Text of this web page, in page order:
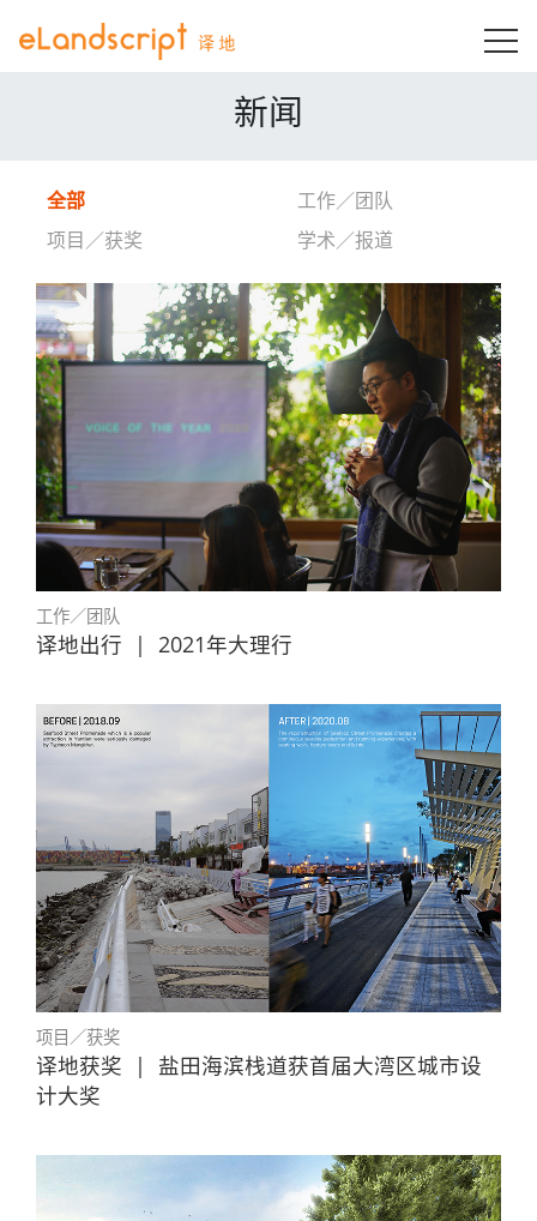
新闻
全部
工作／团队
项目／获奖
学术／报道
工作／团队
译地出行 | 2021年大理行
项目／获奖
译地获奖 |
盐田海滨栈道获首届大湾区城市设
计大奖